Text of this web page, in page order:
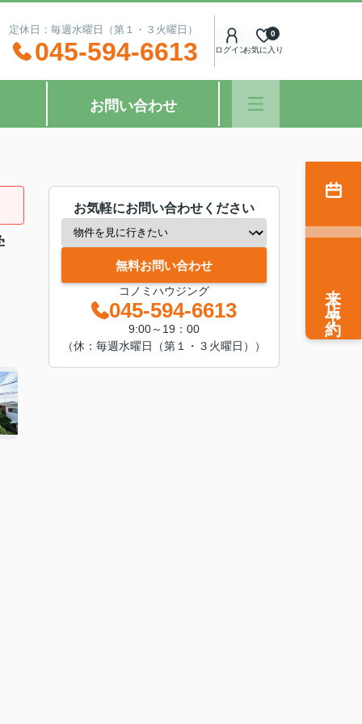
休日：毎週水曜日（第１・３火曜日）
045-594-6613 ログインお気に入り
0
お問い合わせ
お気軽にお問い合わせください
無料お問い合わせ
コノミハウジング
045-594-6613
9:00～19：00
（休：毎週水曜日（第１・３火曜日））
来店予約